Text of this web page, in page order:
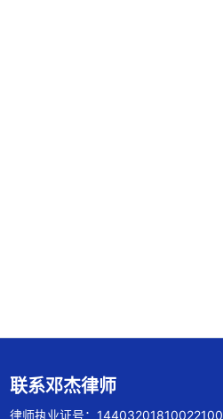
联系邓杰律师
律师执业证号：14403201810022100